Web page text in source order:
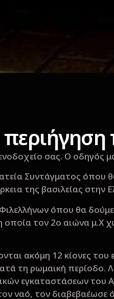
σας. Ο οδηγός
Συντάγματος όπου
της βασιλείας στην
όπου θα
τον 2ο αιώνα μ.X
ακόμη 12 κίονες
τη ρωμαική
εγκαταστάσεων
ναό, τον διαβεβαέωσε